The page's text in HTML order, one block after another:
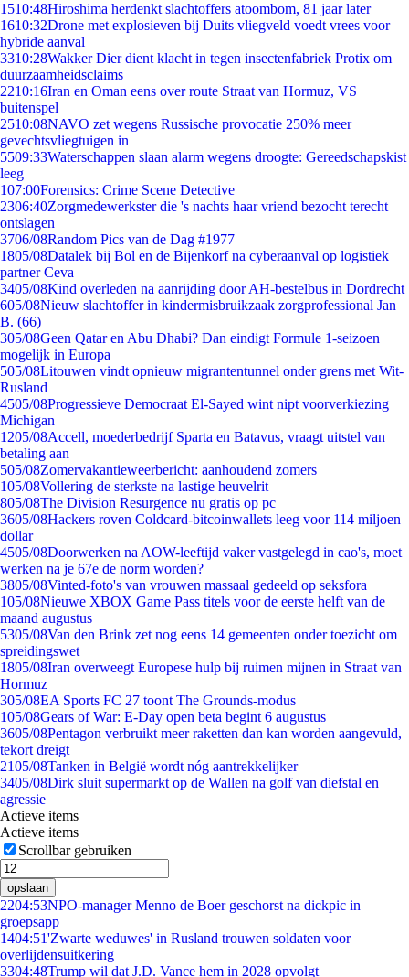
1510:48Hiroshima herdenkt slachtoffers atoombom, 81 jaar later
1610:32Drone met explosieven bij Duits vliegveld voedt vrees voor
hybride aanval
3310:28Wakker Dier dient klacht in tegen insectenfabriek Protix om
duurzaamheidsclaims
2210:16Iran en Oman eens over route Straat van Hormuz, VS
buitenspel
2510:08NAVO zet wegens Russische provocatie 250% meer
gevechtsvliegtuigen in
5509:33Waterschappen slaan alarm wegens droogte: Gereedschapskist
leeg
107:00Forensics: Crime Scene Detective
2306:40Zorgmedewerkster die 's nachts haar vriend bezocht terecht
ontslagen
3706/08Random Pics van de Dag #1977
1805/08Datalek bij Bol en de Bijenkorf na cyberaanval op logistiek
partner Ceva
3405/08Kind overleden na aanrijding door AH-bestelbus in Dordrecht
605/08Nieuw slachtoffer in kindermisbruikzaak zorgprofessional Jan
B. (66)
305/08Geen Qatar en Abu Dhabi? Dan eindigt Formule 1-seizoen
mogelijk in Europa
505/08Litouwen vindt opnieuw migrantentunnel onder grens met Wit-
Rusland
4505/08Progressieve Democraat El-Sayed wint nipt voorverkiezing
Michigan
1205/08Accell, moederbedrijf Sparta en Batavus, vraagt uitstel van
betaling aan
505/08Zomervakantieweerbericht: aanhoudend zomers
105/08Vollering de sterkste na lastige heuvelrit
805/08The Division Resurgence nu gratis op pc
3605/08Hackers roven Coldcard-bitcoinwallets leeg voor 114 miljoen
dollar
4505/08Doorwerken na AOW-leeftijd vaker vastgelegd in cao's, moet
werken na je 67e de norm worden?
3805/08Vinted-foto's van vrouwen massaal gedeeld op seksfora
105/08Nieuwe XBOX Game Pass titels voor de eerste helft van de
maand augustus
5305/08Van den Brink zet nog eens 14 gemeenten onder toezicht om
spreidingswet
1805/08Iran overweegt Europese hulp bij ruimen mijnen in Straat van
Hormuz
305/08EA Sports FC 27 toont The Grounds-modus
105/08Gears of War: E-Day open beta begint 6 augustus
3605/08Pentagon verbruikt meer raketten dan kan worden aangevuld,
tekort dreigt
2105/08Tanken in België wordt nóg aantrekkelijker
3405/08Dirk sluit supermarkt op de Wallen na golf van diefstal en
agressie
Actieve items
Actieve items
Scrollbar gebruiken
opslaan
2204:53NPO-manager Menno de Boer geschorst na dickpic in
groepsapp
1404:51'Zwarte weduwes' in Rusland trouwen soldaten voor
overlijdensuitkering
3304:48Trump wil dat J.D. Vance hem in 2028 opvolgt